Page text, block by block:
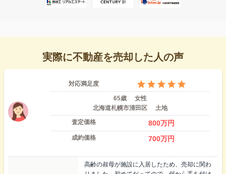
実際に不動産を売却した人の声
対応満足度
65歳
女性
北海道札幌市清田区
土地
査定価格
800万円
成約価格 700万円
高齢の叔母が施設に入居したため、売却に関わ